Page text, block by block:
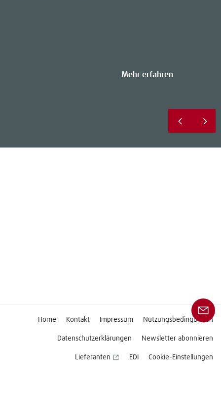
Mehr erfahren
Home Kontakt Impressum Nutzungsbedingungen
Datenschutzerklärungen Newsletter abonnieren
Lieferanten EDI Cookie-Einstellungen